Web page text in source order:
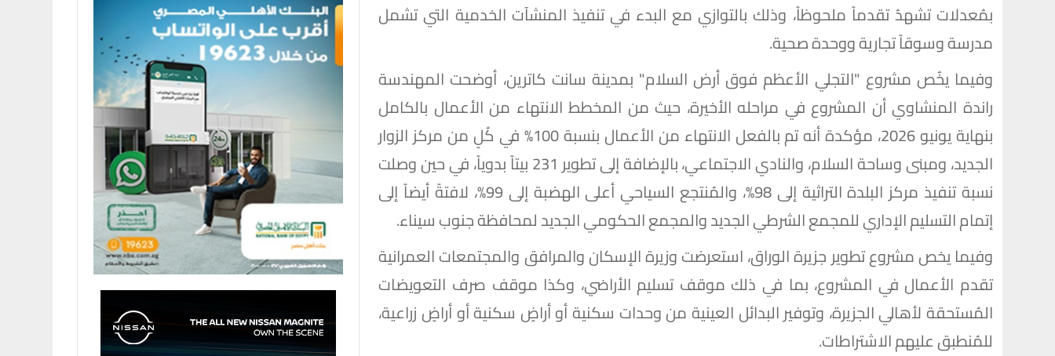
بمُعدلات تشهدُ تقدماً ملحوظاً، وذلك بالتوازي مع البدء في تنفيذ المنشآت الخدمية التي تشمل
مدرسة وسوقاً تجارية ووحدة صحية.
وفيما يخُص مشروع "التجلي الأعظم فوق أرض السلام" بمدينة سانت كاترين، أوضحت المهندسة
راندة المنشاوي أن المشروع في مراحله الأخيرة، حيث من المخطط الانتهاء من الأعمال بالكامل
بنهاية يونيو 2026، مؤكدة أنه تم بالفعل الانتهاء من الأعمال بنسبة 100% في كُلٍ من مركز الزوار
الجديد، ومبنى وساحة السلام، والنادي الاجتماعي، بالإضافة إلى تطوير 231 بيتاً بدوياً، في حين وصلت
نسبة تنفيذ مركز البلدة التراثية إلى 98%، والمُنتجع السياحي أعلى الهضبة إلى 99%، لافتةً أيضاً إلى
إتمام التسليم الإداري للمجمع الشرطي الجديد والمجمع الحكومي الجديد لمحافظة جنوب سيناء.
وفيما يخص مشروع تطوير جزيرة الوراق، استعرضت وزيرة الإسكان والمرافق والمجتمعات العمرانية
تقدم الأعمال في المشروع، بما في ذلك موقف تسليم الأراضي، وكذا موقف صرف التعويضات
المُستحقة لأهالي الجزيرة، وتوفير البدائل العينية من وحدات سكنية أو أراضٍ سكنية أو أراضٍ زراعية،
للمُنطبق عليهم الاشتراطات.